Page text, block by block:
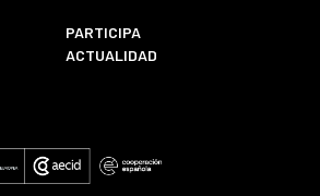
PARTICIPA
ACTUALIDAD